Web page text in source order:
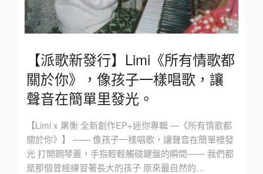
【派歌新發行】Limi《所有情歌都
關於你》，像孩子一樣唱歌，讓
聲音在簡單里發光。
【Limi x 屠衡 全新創作EP+迷你專輯 —《所有情歌都
關於你》】 —— 像孩子一樣唱歌，讓聲音在簡單裡發
光 打開鋼琴蓋，手指輕輕觸碰鍵盤的瞬間—— 我們都
是那個曾經練習著長大的孩子 原來最自然的…